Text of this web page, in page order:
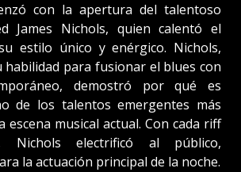
con la apertura del talentoso
James Nichols, quien calentó el
estilo único y enérgico. Nichols,
habilidad para fusionar el blues con
demostró por qué es
de los talentos emergentes más
escena musical actual. Con cada riff
electrificó al público,
la actuación principal de la noche.